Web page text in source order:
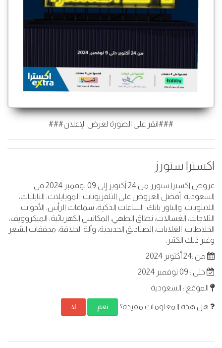
###انقر على الصورة لعرض الإعلان###
اكسترا ستورز
عروض اكسترا ستورز من 24 أكتوبر إلى 09 نوفمبر 2024 في
السعودية. أفضل العروض على التلفزيونات، الموبايلات، التابلتات،
اللابتوبات، والباور بانك، الساعات الذكية، سماعات الرأس، الأدوات،
الثلاجات، الغسالات، نطاق الطهي، المكانس الكهربائية، الميكروويف،
الخلاطات، الغلايات، الصناديق الحديدية، وآلة الحلاقة، مجففات الشعر
وغير ذلك الكثير.
من :24 أكتوبر 2024
حتى : 09 نوفمبر 2024
الموقع : السعودية
هل هذه المعلومات مفيدة؟ نعم لا